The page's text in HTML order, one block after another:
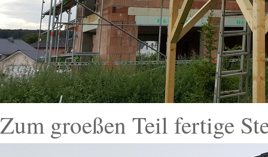
Zum groeßen Teil fertige